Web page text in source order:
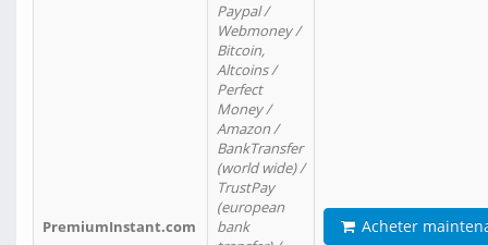
PremiumInstant.com
Paypal /
Webmoney /
Bitcoin,
Altcoins /
Perfect
Money /
Amazon /
BankTransfer
(world wide) /
TrustPay
(european
bank
Acheter